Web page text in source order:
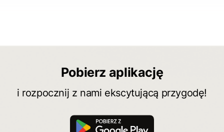
Pobierz aplikację
i rozpocznij z nami ekscytującą przygodę!